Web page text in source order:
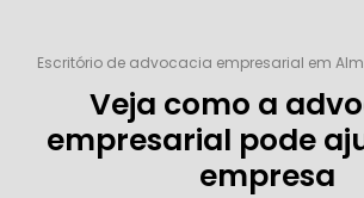
Escritório de advocacia empresarial em
Veja como a
empresarial pode
empresa